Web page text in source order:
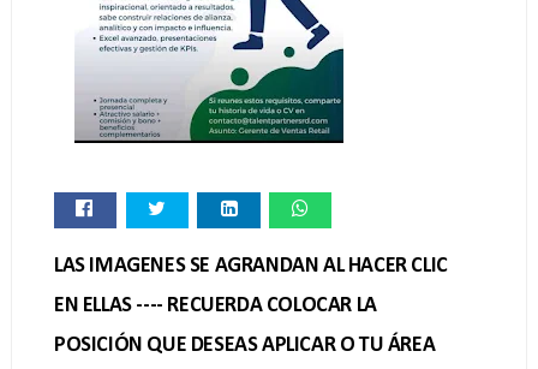
LAS IMAGENES SE AGRANDAN AL HACER CLIC
EN ELLAS ---- RECUERDA COLOCAR LA
POSICIÓN QUE DESEAS APLICAR O TU ÁREA